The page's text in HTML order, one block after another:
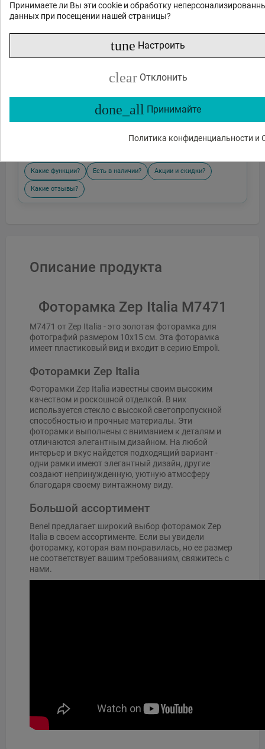
Принимаете ли Вы эти cookie и обработку
данных при посещении нашей страницы?
tune Настроить
clear Отклонить
done_all Принимайте
Политика конфиденциальности и
Какие функции? Есть в наличии? Акции и скидки?
Какие отзывы?
Описание продукта
Фоторамка Zep Italia M7471
M7471 от Zep Italia - это золотая фоторамка для
фотографий размером 10x15 см. Эта фоторамка
имеет пластиковый вид и входит в серию Empoli.
Фоторамки Zep Italia
Фоторамки Zep Italia известны своим высоким
качеством и роскошной отделкой. В них
используется стекло с высокой светопропускной
способностью и прочные материалы. Эти
фоторамки выполнены с вниманием к деталям и
отличаются элегантным дизайном. На любой
интерьер и вкус найдется подходящий вариант -
одни рамки имеют элегантный дизайн, другие
создают непринужденную, уютную атмосферу
благодаря своему винтажному виду.
Большой ассортимент
Benel предлагает широкий выбор фоторамок Zep
Italia в своем ассортименте. Если вы увидели
фоторамку, которая вам понравилась, но ее размер
не соответствует вашим требованиям, свяжитесь с
нами.